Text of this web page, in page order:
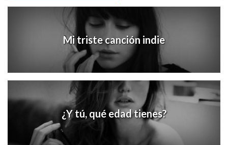
Mi triste canción indie
¿Y tú, qué edad tienes?